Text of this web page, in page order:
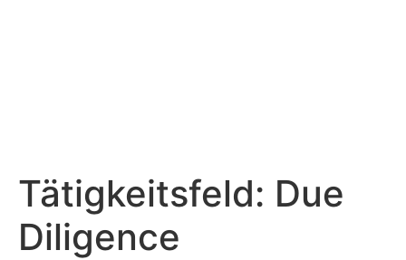
Tätigkeitsfeld: Due
Diligence